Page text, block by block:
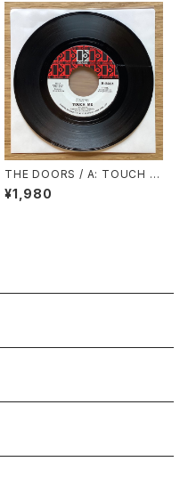
THE DOORS / A: TOUCH M
E / B: WILD CHILD
¥1,980